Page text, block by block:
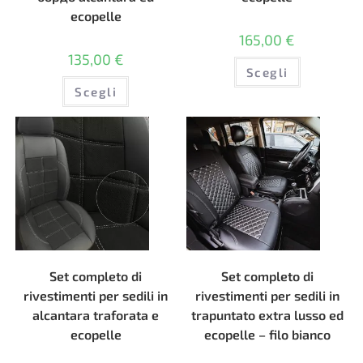
ecopelle
135,00 €
Scegli
Questo
più
varianti.
essere
scelte
nella
pagina
del
prodotto
165,00 €
Scegli
Questo
ha
Le
opzioni
possono
essere
scelte
nella
pagina
del
prodotto
Set completo di
rivestimenti per sedili in
alcantara traforata e
ecopelle
Set completo di
rivestimenti per sedili in
trapuntato extra lusso ed
ecopelle – filo bianco